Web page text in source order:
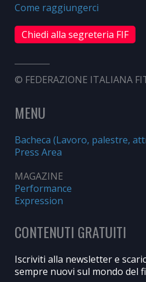
Come raggiungerci
Chiedi alla segreteria FIF
© FEDERAZIONE ITALIANA
MENU
Bacheca (Lavoro, palestre,
Press Area
MAGAZINE
Performance
Expression
CONTENUTI GRATUITI
Iscriviti alla newsletter e
sempre nuovi sul mondo del